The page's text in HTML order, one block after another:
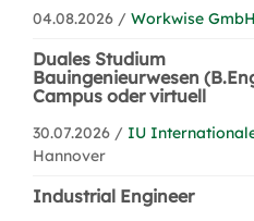
04.08.2026 / Workwise GmbH
Duales Studium
Bauingenieurwesen
Campus oder virtuell
30.07.2026 / IU
Hannover
Industrial Engineer